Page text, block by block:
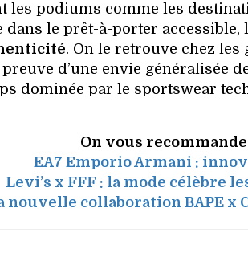
les podiums comme les
dans le prêt-à-porter accessible,
. On le retrouve chez
d’une envie généralisée
dominée par le sportswear
On vous
EA7 Emporio Armani :
Levi’s x FFF : la mode célèbre
nouvelle collaboration BAPE